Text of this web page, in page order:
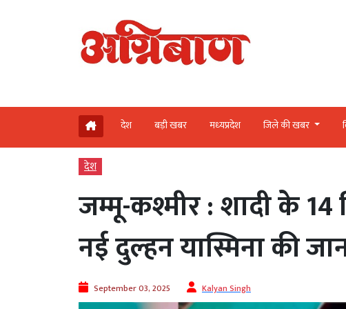
देश बड़ी खबर मध्‍यप्रदेश जिले की खबर
देश
जम्मू-कश्मीर : शादी के
नई दुल्हन यास्मिना की
September 03, 2025 Kalyan Singh